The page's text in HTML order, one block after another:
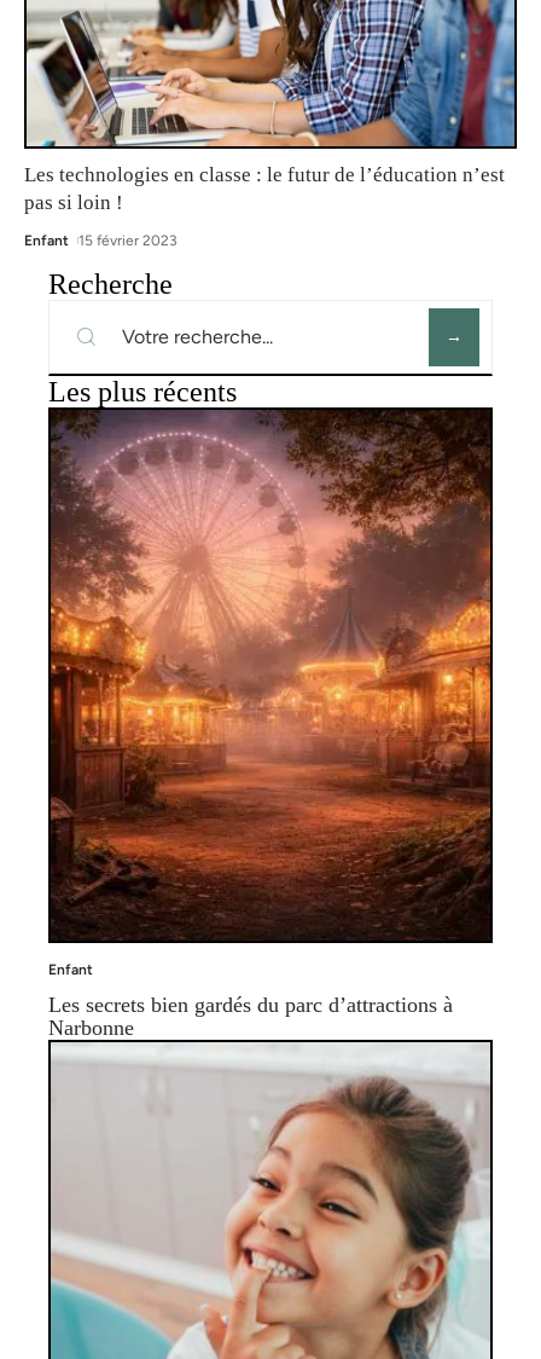
Les technologies en classe : le futur de l’éducation n’est
pas si loin !
Enfant 15 février 2023
Recherche
Les plus récents
Enfant
Les secrets bien gardés du parc d’attractions à
Narbonne